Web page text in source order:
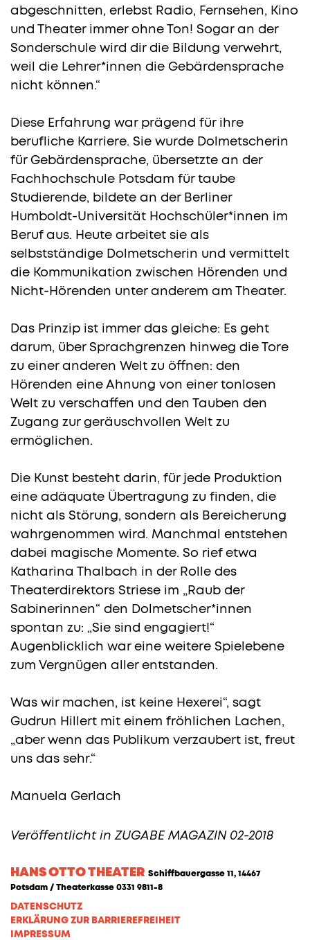
abgeschnitten, erlebst Radio, Fernsehen, Kino
und Theater immer ohne Ton! Sogar an der
Sonderschule wird dir die Bildung verwehrt,
weil die Lehrer*innen die Gebärdensprache
nicht können.“
Diese Erfahrung war prägend für ihre
berufliche Karriere. Sie wurde Dolmetscherin
für Gebärdensprache, übersetzte an der
Fachhochschule Potsdam für taube
Studierende, bildete an der Berliner
Humboldt-Universität Hochschüler*innen im
Beruf aus. Heute arbeitet sie als
selbstständige Dolmetscherin und vermittelt
die Kommunikation zwischen Hörenden und
Nicht-Hörenden unter anderem am Theater.
Das Prinzip ist immer das gleiche: Es geht
darum, über Sprachgrenzen hinweg die Tore
zu einer anderen Welt zu öffnen: den
Hörenden eine Ahnung von einer tonlosen
Welt zu verschaffen und den Tauben den
Zugang zur geräuschvollen Welt zu
ermöglichen.
Die Kunst besteht darin, für jede Produktion
eine adäquate Übertragung zu finden, die
nicht als Störung, sondern als Bereicherung
wahrgenommen wird. Manchmal entstehen
dabei magische Momente. So rief etwa
Katharina Thalbach in der Rolle des
Theaterdirektors Striese im „Raub der
Sabinerinnen“ den Dolmetscher*innen
spontan zu: „Sie sind engagiert!“
Augenblicklich war eine weitere Spielebene
zum Vergnügen aller entstanden.
Was wir machen, ist keine Hexerei“, sagt
Gudrun Hillert mit einem fröhlichen Lachen,
„aber wenn das Publikum verzaubert ist, freut
uns das sehr.“
Manuela Gerlach
Veröffentlicht in ZUGABE MAGAZIN 02-2018
HANS OTTO THEATER Schiffbauergasse 11, 14467
Potsdam / Theaterkasse 0331 9811-8
DATENSCHUTZ
ERKLÄRUNG ZUR BARRIEREFREIHEIT
IMPRESSUM